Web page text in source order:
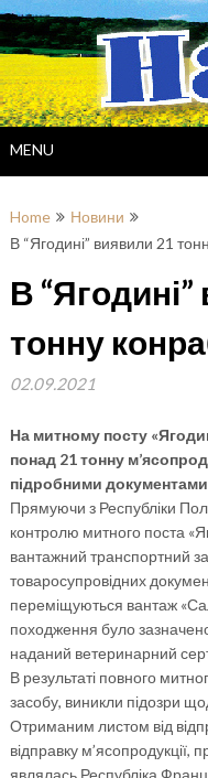
Skip
to
content
MENU
Home
Новини
В “Ягодині” виявили 21
В
тонну
02.09.2021
На митному посту
понад 21 тонну
підробними
Прямуючи з Республіки
контролю митного поста
вантажний транспортний
товаросупровідних
переміщуються вантаж
походження було
наданий ветеринарний
В результаті повного
засобу, виникли підозри
Отриманим листом від
відправку
являлась Республіка